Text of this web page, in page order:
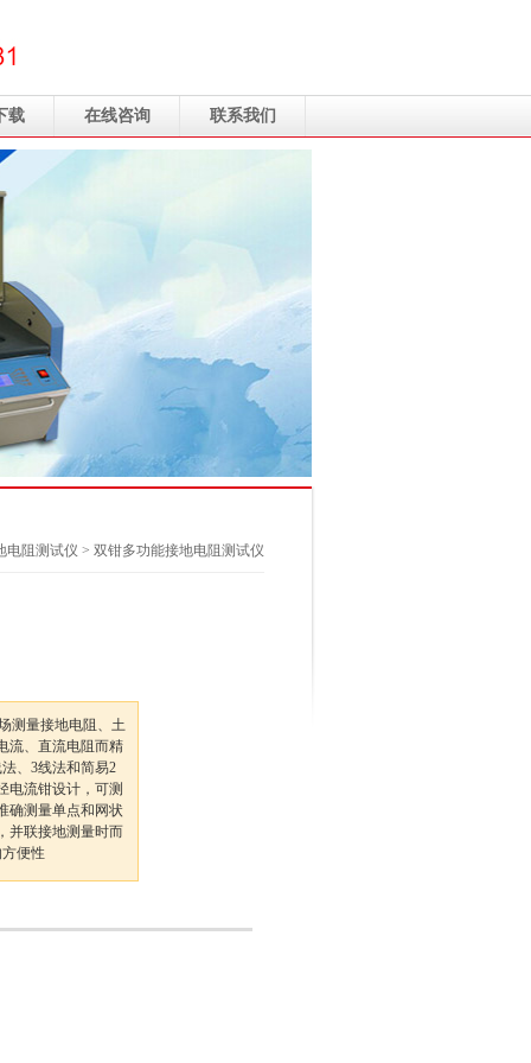
载 在线咨询 联系我们
电阻测试仪 > 双钳多功能接地电阻测试仪
测量接地电阻、土
流、直流电阻而精
、3线法和简易2
电流钳设计，可测
确测量单点和网状
并联接地测量时而
便性